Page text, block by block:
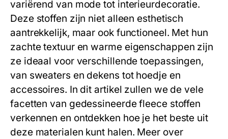
variërend van mode tot interieurdecoratie.
Deze stoffen zijn niet alleen esthetisch
aantrekkelijk, maar ook functioneel. Met hun
zachte textuur en warme eigenschappen zijn
ze ideaal voor verschillende toepassingen,
van sweaters en dekens tot hoedje en
accessoires. In dit artikel zullen we de vele
facetten van gedessineerde fleece stoffen
verkennen en ontdekken hoe je het beste uit
deze materialen kunt halen. Meer over